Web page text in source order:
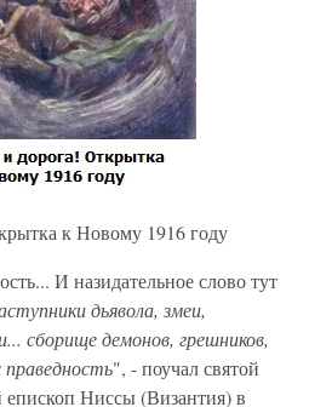
к Новому 1916 году
И назидательное слово тут
дьявола, змеи,
сборище демонов, грешников,
", - поучал святой
Ниссы (Византия) в